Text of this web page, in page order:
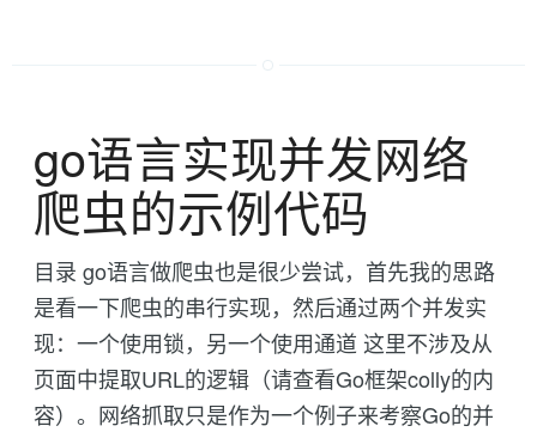
go语言实现并发网络
爬虫的示例代码
目录 go语言做爬虫也是很少尝试，首先我的思路
是看一下爬虫的串行实现，然后通过两个并发实
现：一个使用锁，另一个使用通道 这里不涉及从
页面中提取URL的逻辑（请查看Go框架colly的内
容）。网络抓取只是作为一个例子来考察Go的并